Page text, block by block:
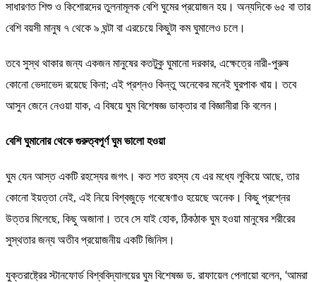
সাধারণত শিশু ও কিশোরদের তুলনামূলক বেশি ঘুমের প্রয়োজন হয়। অন্যদিকে ৬৫ বা তার
বেশি বয়সী মানুষ ৭ থেকে ৯ ঘন্টা বা এরচেয়ে কিছুটা কম ঘুমালেও চলে।
তবে সুস্থ থাকার জন্য একজন মানুষের কতটুকু ঘুমানো দরকার, এক্ষেত্রে নারী-পুরুষ
কোনো ভেদাভেদ রয়েছে কিনা; এই প্রশ্নও কিন্তু অনেকের মনেই ঘুরপাক খায়। তবে
আসুন জেনে নেওয়া যাক, এ বিষয়ে ঘুম বিশেষজ্ঞ ডাক্তার বা বিজ্ঞানীরা কি বলেন।
বেশি ঘুমানোর থেকে গুরুত্বপূর্ণ ঘুম ভালো হওয়া
ঘুম যেন আস্ত একটি রহস্যের জগৎ। কত শত রহস্য যে এর মধ্যে লুকিয়ে আছে, তার
কোনো ইয়ত্তা নেই, এই নিয়ে বিশ্বজুড়ে গবেষেণাও হয়েছে অনেক। কিছু প্রশ্নের
উত্তর মিলেছে, কিছু অজানা। তবে সে যাই হোক, ঠিকঠাক ঘুম হওয়া মানুষের শরীরের
সুস্থতার জন্য অতীব প্রয়োজনীয় একটি জিনিস।
যুক্তরাষ্ট্রের স্টানফোর্ড বিশ্ববিদ্যালয়ের ঘুম বিশেষজ্ঞ ড. রাফায়েল পেলায়ো বলেন, ‘আমরা